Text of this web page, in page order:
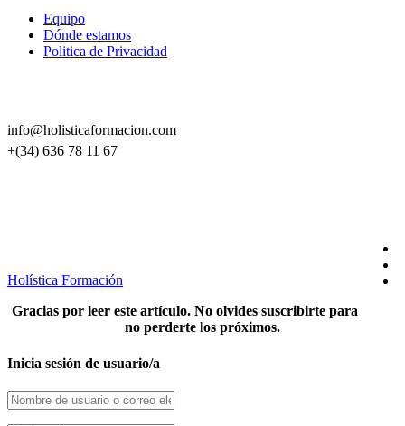
Equipo
Dónde estamos
Politica de Privacidad
info@holisticaformacion.com
+(34) 636 78 11 67
Holística Formación
Gracias por leer este artículo. No olvides suscribirte para
no perderte los próximos.
Inicia sesión de usuario/a